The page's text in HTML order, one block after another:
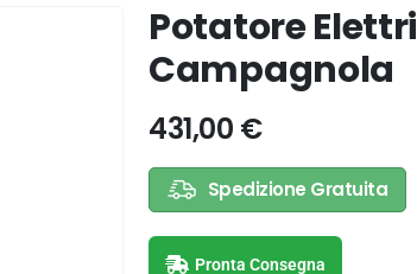
Potatore
Campagnola
431,00 €
Spedizione Gratuita
Pronta Consegna